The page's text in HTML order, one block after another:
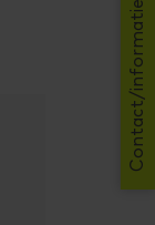
Contact/informatie